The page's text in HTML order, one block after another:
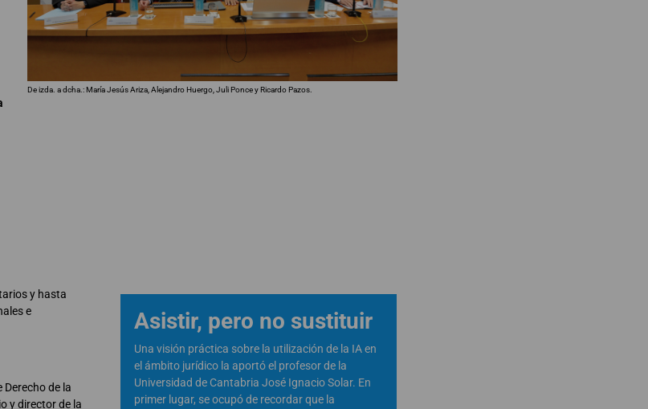
De izda. a dcha.: María Jesús Ariza, Alejandro Huergo, Juli Ponce y Ricardo Pazos.
y hasta
e
de la
y director de la
Asistir, pero no sustituir
Una visión práctica sobre la utilización de la IA en
el ámbito jurídico la aportó el profesor de la
Universidad de Cantabria José Ignacio Solar. En
primer lugar, se ocupó de recordar que la